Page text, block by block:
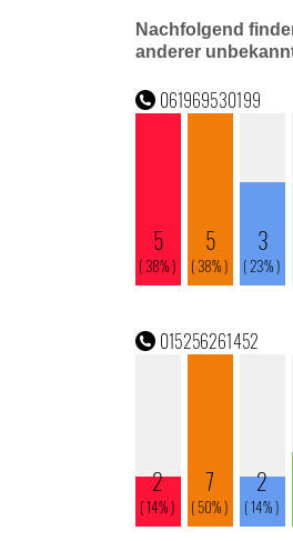
Nachfolgend
anderer